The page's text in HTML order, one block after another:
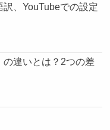
、YouTubeでの設定
の違いとは？2つの差